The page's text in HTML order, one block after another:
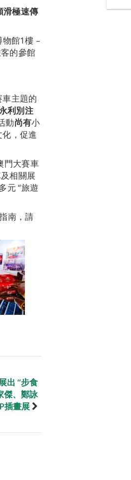
滑極速傳
物館1樓 –
的參館
主題的
利別注
動尚有小
，促進
門大賽車
相關展
元 “旅遊
南，請
出 “步食
傑、鄭詠
插畫展